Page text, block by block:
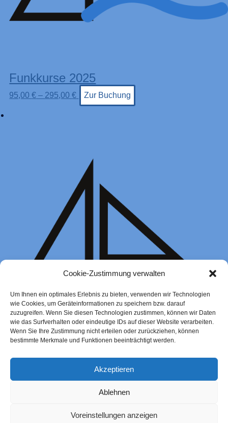
Cookie-Zustimmung verwalten
Um Ihnen ein optimales Erlebnis zu bieten, verwenden wir Technologien
wie Cookies, um Geräteinformationen zu speichern bzw. darauf
zuzugreifen. Wenn Sie diesen Technologien zustimmen, können wir Daten
wie das Surfverhalten oder eindeutige IDs auf dieser Website verarbeiten.
Wenn Sie Ihre Zustimmung nicht erteilen oder zurückziehen, können
bestimmte Merkmale und Funktionen beeinträchtigt werden.
Akzeptieren
Ablehnen
Voreinstellungen anzeigen
Funkkurse 2025
95,00€ – 295,00€ Zur Buchung
Funkkurse 2022
125,00